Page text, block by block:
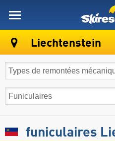
Liechtenstein
funiculaires